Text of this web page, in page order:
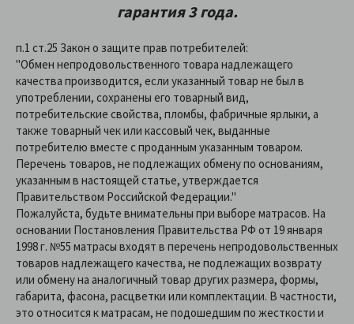
гарантия 3 года.
п.1 ст.25 Закон о защите прав потребителей:
"Обмен непродовольственного товара надлежащего
качества производится, если указанный товар не был в
употреблении, сохранены его товарный вид,
потребительские свойства, пломбы, фабричные ярлыки, а
также товарный чек или кассовый чек, выданные
потребителю вместе с проданным указанным товаром.
Перечень товаров, не подлежащих обмену по основаниям,
указанным в настоящей статье, утверждается
Правительством Российской Федерации."
Пожалуйста, будьте внимательны при выборе матрасов. На
основании Постановления Правительства РФ от 19 января
1998 г. №55 матрасы входят в перечень непродовольственных
товаров надлежащего качества, не подлежащих возврату
или обмену на аналогичный товар других размера, формы,
габарита, фасона, расцветки или комплектации. В частности,
это относится к матрасам, не подошедшим по жесткости и